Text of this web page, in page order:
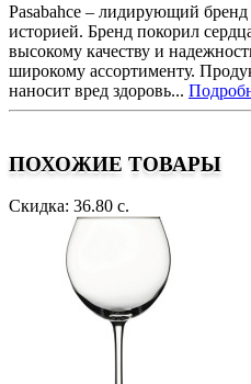
Pasabahce – лидирующий бренд
историей. Бренд покорил
высокому качеству и
широкому ассортименту.
наносит вред здоровь...
ПОХОЖИЕ ТОВАРЫ
Скидка: 36.80 с.